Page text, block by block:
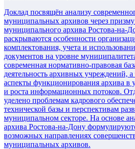
Доклад посвящён анализу
муниципальных архивов через призму
муниципального архива Ростова-на-
раскрываются особенности
комплектования, учета и
документов на уровне
современная нормативно-правовая
деятельность архивных учреждений,
аспекты функционирования архива в
и роста информационных потоков.
уделено проблемам кадрового
технической базы и перспективам
муниципальном секторе. На основе
архива Ростова-на-Дону
возможных направлениях
муниципальных архивов.